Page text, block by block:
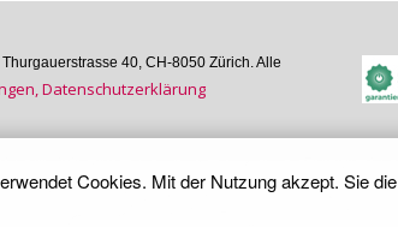
40, CH-8050 Zürich. Alle
Daten­schutz­er­klärung
Cookies. Mit der Nutzung akzept. Sie die